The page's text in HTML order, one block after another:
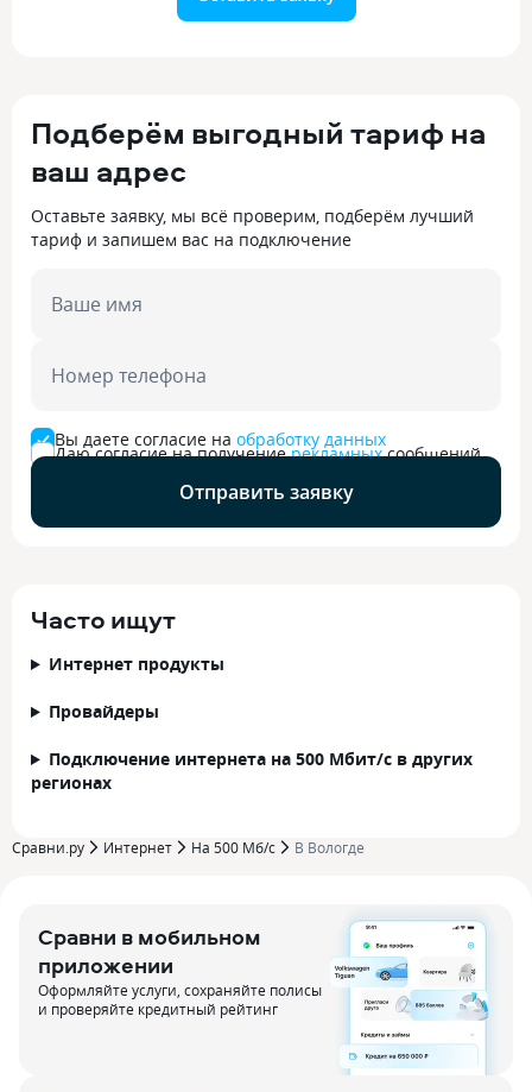
Подберём выгодный тариф на
ваш адрес
Оставьте заявку, мы всё проверим, подберём лучший
тариф и запишем вас на подключение
Ваше имя
Номер телефона
Вы даете согласие на обработку данных
Даю согласие на получениерекламныхсообщений
Отправить заявку
Часто ищут
Интернет продукты
Провайдеры
Подключение интернета на 500 Мбит/с в других
регионах
Сравни.ру Интернет На 500 Мб/с В Вологде
Сравни в мобильном
приложении
Оформляйте услуги, сохраняйте полисы
и проверяйте кредитный рейтинг